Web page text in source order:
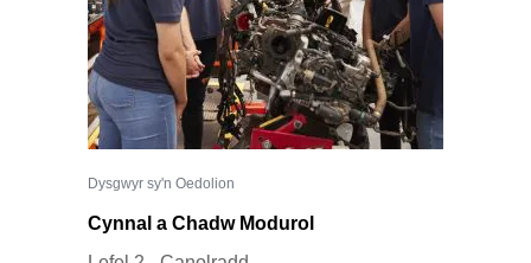
Dysgwyr sy'n Oedolion
Cynnal a Chadw Modurol